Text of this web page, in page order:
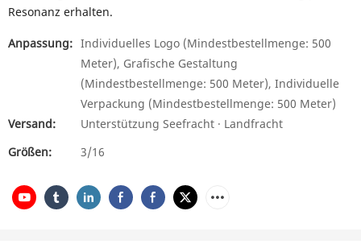
Resonanz erhalten.
Anpassung: Individuelles Logo (Mindestbestellmenge: 500
Meter), Grafische Gestaltung
(Mindestbestellmenge: 500 Meter), Individuelle
Verpackung (Mindestbestellmenge: 500 Meter)
Versand:
Unterstützung Seefracht · Landfracht
Größen:
3/16